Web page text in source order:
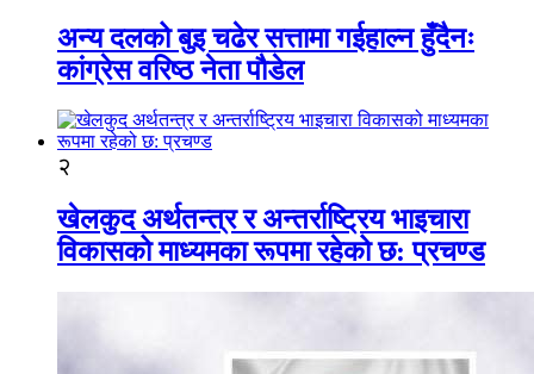
अन्य दलको बुइ चढेर सत्तामा गईहाल्न हुँदैनः
कांग्रेस वरिष्ठ नेता पौडेल
२
खेलकुद अर्थतन्त्र र अन्तर्राष्ट्रिय भाइचारा
विकासको माध्यमका रूपमा रहेको छ: प्रचण्ड